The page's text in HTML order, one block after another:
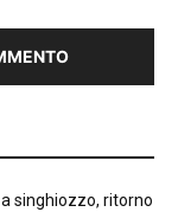
singhiozzo, ritorno